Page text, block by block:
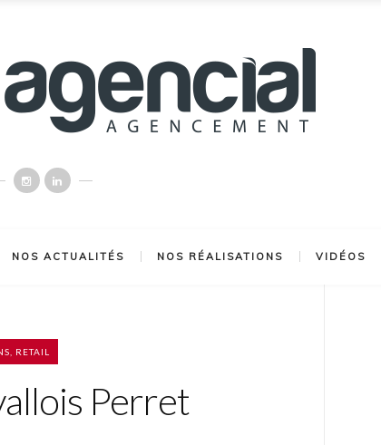
NOS ACTUALITÉS NOS RÉALISATIONS VIDÉOS
RETAIL
Perret